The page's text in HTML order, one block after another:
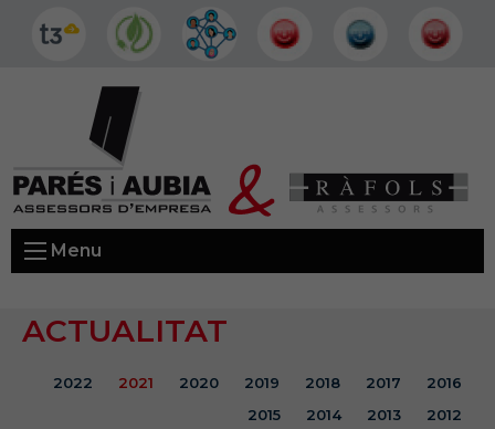
Menu
ACTUALITAT
2022 2021 2020 2019 2018 2017
2016
2015
2014 2013 2012